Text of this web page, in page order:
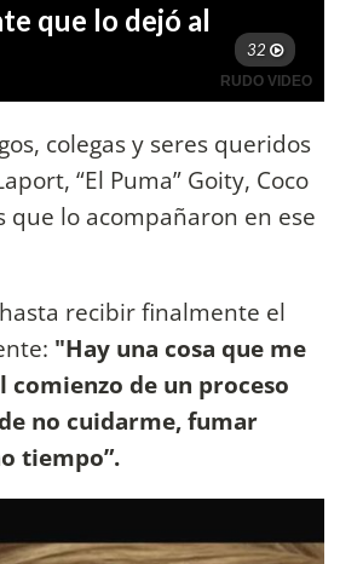
colegas y seres queridos
“El Puma” Goity, Coco
lo acompañaron en ese
recibir finalmente el
"Hay una cosa que me
comienzo de un proceso
no cuidarme, fumar
tiempo”​.